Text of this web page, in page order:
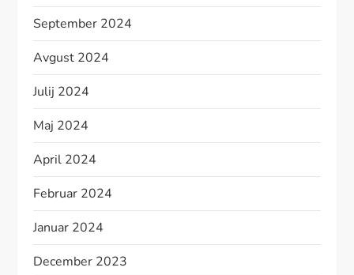
September 2024
Avgust 2024
Julij 2024
Maj 2024
April 2024
Februar 2024
Januar 2024
December 2023